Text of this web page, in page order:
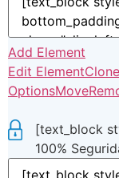
Add Element
Edit Element
OptionsMove
[text_block
100%